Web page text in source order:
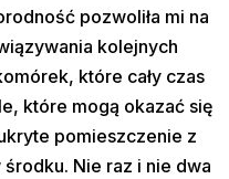
pozwoliła mi na
kolejnych
które cały czas
które mogą okazać się
pomieszczenie z
Nie raz i nie dwa